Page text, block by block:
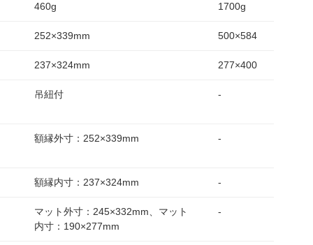
460g
252×339mm
237×324mm
吊紐付
額縁外寸：252×339mm
額縁内寸：237×324mm
マット外寸：245×332mm、マット
内寸：190×277mm
1700g
500×584
277×400
-
-
-
-